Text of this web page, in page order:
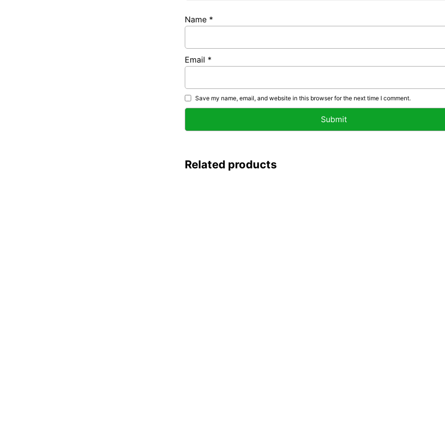
Name *
Email *
Save my name, email, and website in this browser for the next time I comment.
Related products